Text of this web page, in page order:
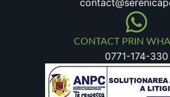
CONTACT PRIN
0771-174-330